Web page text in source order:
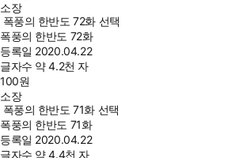
소장
폭풍의 한반도 72화 선택
폭풍의 한반도 72화
등록일 2020.04.22
글자수 약 4.2천 자
100원
소장
폭풍의 한반도 71화 선택
폭풍의 한반도 71화
등록일 2020.04.22
글자수 약 4.4천 자